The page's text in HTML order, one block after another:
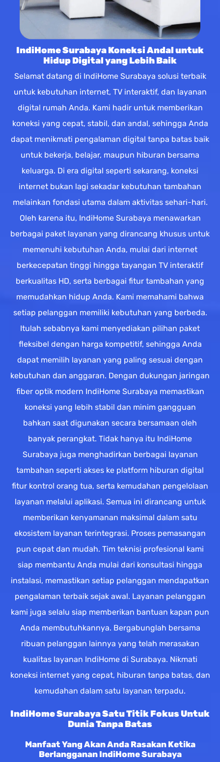
IndiHome Surabaya Koneksi Andal untuk
Hidup Digital yang Lebih Baik
Selamat datang di IndiHome Surabaya solusi terbaik
untuk kebutuhan internet, TV interaktif, dan layanan
digital rumah Anda. Kami hadir untuk memberikan
koneksi yang cepat, stabil, dan andal, sehingga Anda
dapat menikmati pengalaman digital tanpa batas baik
untuk bekerja, belajar, maupun hiburan bersama
keluarga. Di era digital seperti sekarang, koneksi
internet bukan lagi sekadar kebutuhan tambahan
melainkan fondasi utama dalam aktivitas sehari-hari.
Oleh karena itu, IndiHome Surabaya menawarkan
berbagai paket layanan yang dirancang khusus untuk
memenuhi kebutuhan Anda, mulai dari internet
berkecepatan tinggi hingga tayangan TV interaktif
berkualitas HD, serta berbagai fitur tambahan yang
memudahkan hidup Anda. Kami memahami bahwa
setiap pelanggan memiliki kebutuhan yang berbeda.
Itulah sebabnya kami menyediakan pilihan paket
fleksibel dengan harga kompetitif, sehingga Anda
dapat memilih layanan yang paling sesuai dengan
kebutuhan dan anggaran. Dengan dukungan jaringan
fiber optik modern IndiHome Surabaya memastikan
koneksi yang lebih stabil dan minim gangguan
bahkan saat digunakan secara bersamaan oleh
banyak perangkat. Tidak hanya itu IndiHome
Surabaya juga menghadirkan berbagai layanan
tambahan seperti akses ke platform hiburan digital
fitur kontrol orang tua, serta kemudahan pengelolaan
layanan melalui aplikasi. Semua ini dirancang untuk
memberikan kenyamanan maksimal dalam satu
ekosistem layanan terintegrasi. Proses pemasangan
pun cepat dan mudah. Tim teknisi profesional kami
siap membantu Anda mulai dari konsultasi hingga
instalasi, memastikan setiap pelanggan mendapatkan
pengalaman terbaik sejak awal. Layanan pelanggan
kami juga selalu siap memberikan bantuan kapan pun
Anda membutuhkannya. Bergabunglah bersama
ribuan pelanggan lainnya yang telah merasakan
kualitas layanan IndiHome di Surabaya. Nikmati
koneksi internet yang cepat, hiburan tanpa batas, dan
kemudahan dalam satu layanan terpadu.
IndiHome Surabaya Satu Titik Fokus Untuk
Dunia Tanpa Batas
Manfaat Yang Akan Anda Rasakan Ketika
Berlangganan IndiHome Surabaya